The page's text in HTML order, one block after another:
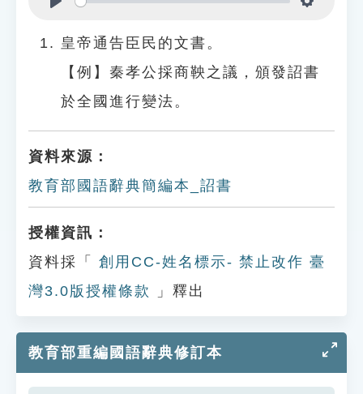
皇帝通告臣民的文書。
【例】秦孝公採商鞅之議，頒發詔書
於全國進行變法。
資料來源：
教育部國語辭典簡編本_詔書
授權資訊：
資料採「
創用CC-姓名標示- 禁止改作 臺
灣3.0版授權條款
」釋出
教育部重編國語辭典修訂本